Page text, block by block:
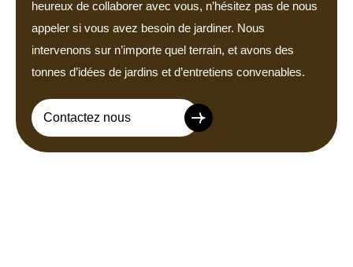
heureux de collaborer avec vous, n’hésitez pas de nous
appeler si vous avez besoin de jardiner. Nous
intervenons sur n’importe quel terrain, et avons des
tonnes d’idées de jardins et d’entretiens convenables.
Contactez nous